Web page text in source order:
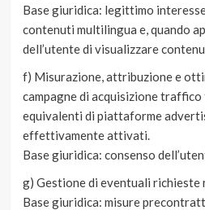
Base giuridica: legittimo
contenuti multilingua e, quando
dell’utente di visualizzare
f) Misurazione, attribuzione e
campagne di acquisizione
equivalenti di piattaforme
effettivamente attivati.
Base giuridica: consenso
g) Gestione di eventuali richieste
Base giuridica: misure